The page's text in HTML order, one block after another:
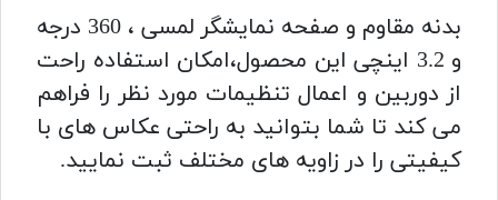
بدنه مقاوم و صفحه نمایشگر لمسی ، 360 درجه
و 3.2 اینچی این محصول،امکان استفاده راحت
از دوربین و اعمال تنظیمات مورد نظر را فراهم
می کند تا شما بتوانید به راحتی عکاس های با
کیفیتی را در زاویه های مختلف ثبت نمایید.